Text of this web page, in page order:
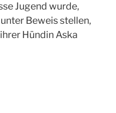
Jugend wurde,
Beweis stellen,
Hündin Aska